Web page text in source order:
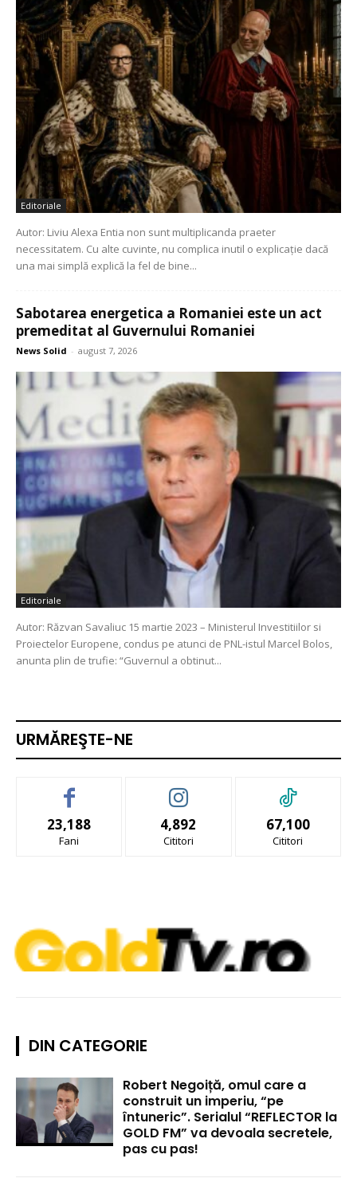
Editoriale
Autor: Liviu Alexa Entia non sunt multiplicanda praeter
necessitatem. Cu alte cuvinte, nu complica inutil o explicație dacă
una mai simplă explică la fel de bine...
Sabotarea energetica a Romaniei este un act
premeditat al Guvernului Romaniei
News Solid - august 7, 2026
Editoriale
Autor: Răzvan Savaliuc 15 martie 2023 – Ministerul Investitiilor si
Proiectelor Europene, condus pe atunci de PNL-istul Marcel Bolos,
anunta plin de trufie: “Guvernul a obtinut...
URMĂREŞTE-NE
23,188
Fani
4,892
Cititori
67,100
Cititori
DIN CATEGORIE
Robert Negoiță, omul care a
construit un imperiu, “pe
întuneric”. Serialul “REFLECTOR la
GOLD FM” va devoala secretele,
pas cu pas!